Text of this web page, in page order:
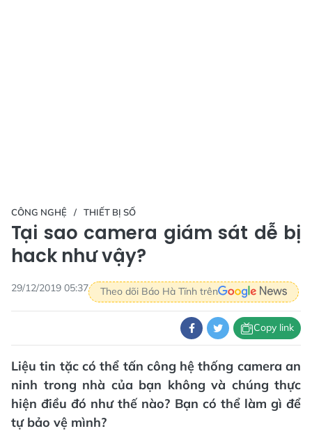
CÔNG NGHỆ THIẾT BỊ SỐ
Tại sao camera giám sát dễ bị
hack như vậy?
29/12/2019 05:37 Theo dõi Báo Hà Tĩnh trên
Copy link
Liệu tin tặc có thể tấn công hệ thống camera an
ninh trong nhà của bạn không và chúng thực
hiện điều đó như thế nào? Bạn có thể làm gì để
tự bảo vệ mình?